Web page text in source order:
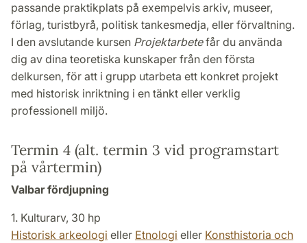
passande praktikplats på exempelvis arkiv, museer,
förlag, turistbyrå, politisk tankesmedja, eller förvaltning.
I den avslutande kursen Projektarbetefår du använda
dig av dina teoretiska kunskaper från den första
delkursen, för att i grupp utarbeta ett konkret projekt
med historisk inriktning i en tänkt eller verklig
professionell miljö.
Termin 4 (alt. termin 3 vid programstart
på vårtermin)
Valbar fördjupning
1. Kulturarv, 30 hp
Historisk arkeologi eller Etnologi eller Konsthistoria och